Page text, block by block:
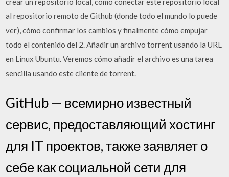
al repositorio remoto de Github (donde todo el mundo lo puede
ver), cómo confirmar los cambios y finalmente cómo empujar
todo el contenido del 2. Añadir un archivo torrent usando la URL
en Linux Ubuntu. Veremos cómo añadir el archivo es una tarea
sencilla usando este cliente de torrent.
GitHub — всемирно известный
сервис, предоставляющий хостинг
для IT проектов, также заявляет о
себе как социальной сети для